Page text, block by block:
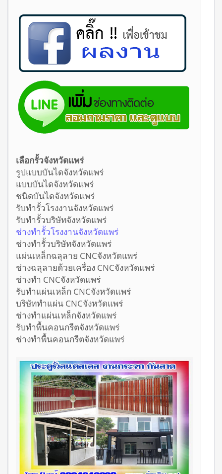
เลือกรั้วจังหวัดแพร่
รูปแบบบันไดจังหวัดแพร่
แบบบันไดจังหวัดแพร่
ชนิดบันไดจังหวัดแพร่
รับทำรั้วโรงงานจังหวัดแพร่
รับทำรั้วบริษัทจังหวัดแพร่
ช่างทำรั้วโรงงานจังหวัดแพร่
ช่างทำรั้วบริษัทจังหวัดแพร่
แผ่นเหล็กฉลุลาย CNCจังหวัดแพร่
ช่างฉลุลายด้วยเครื่อง CNCจังหวัดแพร่
ช่างทำ CNCจังหวัดแพร่
รับทำแผ่นเหล็ก CNCจังหวัดแพร่
บริษัททำแผ่น CNCจังหวัดแพร่
ช่างทำแผ่นเหล็กจังหวัดแพร่
รับทำพื้นคอนกรีตจังหวัดแพร่
ช่างทำพื้นคอนกรีตจังหวัดแพร่